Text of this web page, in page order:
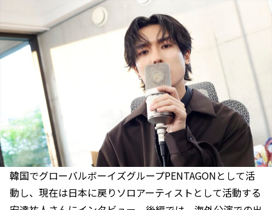
韓国でグローバルボーイズグループPENTAGONとして活
動し、現在は日本に戻りソロアーティストとして活動する